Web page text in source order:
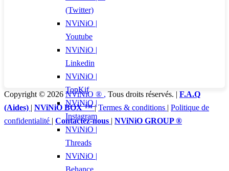
Copyright © 2026 NViNiO ® , Tous droits réservés. | F.A.Q
(Aides) | NViNiO BOX ™|Termes & conditions | Politique de
confidentialité | Contactez-nous | NViNiO GROUP ®
(Twitter)
NViNiO |
Youtube
NViNiO |
Linkedin
NViNiO |
TopKif
NViNiO |
Instagram
NViNiO |
Threads
NViNiO |
Behance